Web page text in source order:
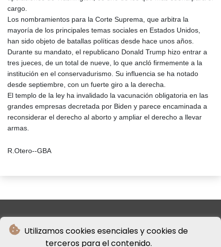
Utilizamos cookies esenciales y cookies de
terceros para el contenido.
cargo.
Los nombramientos para la Corte Suprema, que arbitra la
mayoría de los principales temas sociales en Estados Unidos,
han sido objeto de batallas políticas desde hace unos años.
Durante su mandato, el republicano Donald Trump hizo entrar a
tres jueces, de un total de nueve, lo que ancló firmemente a la
institución en el conservadurismo. Su influencia se ha notado
desde septiembre, con un fuerte giro a la derecha.
El templo de la ley ha invalidado la vacunación obligatoria en las
grandes empresas decretada por Biden y parece encaminada a
reconsiderar el derecho al aborto y ampliar el derecho a llevar
armas.
R.Otero--GBA